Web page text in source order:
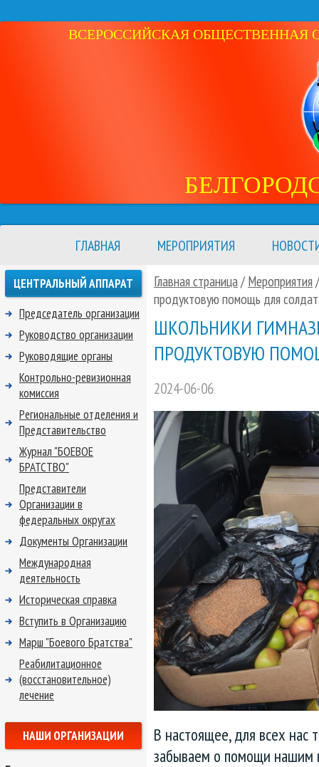
ВСЕРОССИЙСКАЯ ОБЩЕСТВЕННАЯ
ГЛАВНАЯ МЕРОПРИЯТИЯ
Главная страница/ Мероприятия
продуктовую помощь для солдат
ШКОЛЬНИКИ
ПРОДУКТОВУЮ
2024-06-06
В настоящее, для всех нас
забываем о помощи нашим
ЦЕНТРАЛЬНЫЙ АППАРАТ
Председатель организации
Руководство организации
Руководящие органы
Контрольно-ревизионная
комиссия
Региональные отделения и
Представительство
Журнал "БОЕВОЕ
БРАТСТВО"
Представители
Организации в
федеральных округах
Документы Организации
Международная
деятельность
Историческая справка
Вступить в Организацию
Марш "Боевого Братства"
Реабилитационное
(восстановительное)
лечение
НАШИ ОРГАНИЗАЦИИ